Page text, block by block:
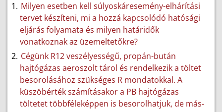
Milyen esetben kell súlyoskáresemény-elhárítási
tervet készíteni, mi a hozzá kapcsolódó hatósági
eljárás folyamata és milyen határidők
vonatkoznak az üzemeltetőkre?
Cégünk R12 veszélyességű, propán-bután
hajtógázas aeroszolt tárol és rendelkezik a töltet
besorolásához szükséges R mondatokkal. A
küszöbérték számításakor a PB hajtógázas
töltetet többféleképpen is besorolhatjuk, de más-